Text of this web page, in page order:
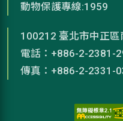
動物保護專線:1959
100212 臺北市中正區
電話：+886-2-2381-
傳真：+886-2-2331-